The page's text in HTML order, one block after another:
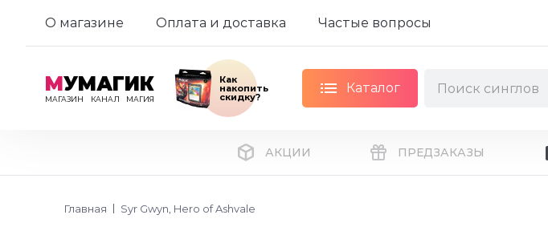
О магазине Оплата и доставка Частые вопросы
МУМАГИК
МАГАЗИН КАНАЛ МАГИЯ
Как
накопить
скидку?
Каталог
АКЦИИ ПРЕДЗАКАЗЫ
Главная Syr Gwyn, Hero of Ashvale